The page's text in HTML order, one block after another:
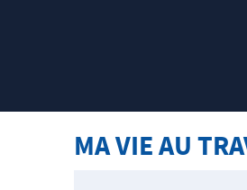
MA VIE AU